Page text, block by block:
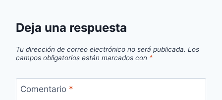
Deja una respuesta
Tu dirección de correo electrónico no será publicada. Los
campos obligatorios están marcados con *
Comentario *